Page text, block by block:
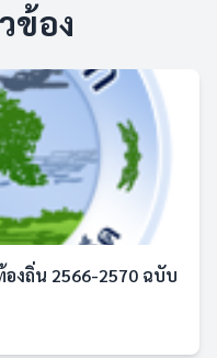
ข้อง
งถิ่น 2566-2570 ฉบับ